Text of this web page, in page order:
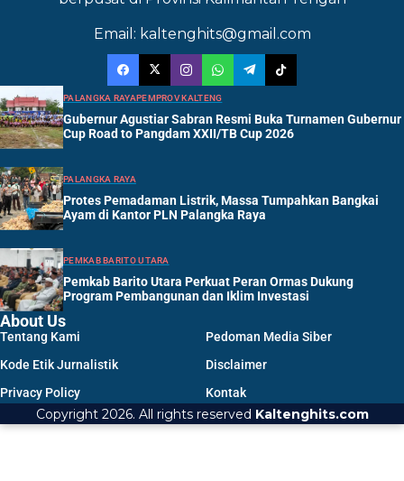
Email: kaltenghits@gmail.com
PALANGKA RAYAPEMPROV KALTENG
Gubernur Agustiar Sabran Resmi Buka Turnamen Gubernur
Cup Road to Pangdam XXII/TB Cup 2026
PALANGKA RAYA
Protes Pemadaman Listrik, Massa Tumpahkan Bangkai
Ayam di Kantor PLN Palangka Raya
PEMKAB BARITO UTARA
Pemkab Barito Utara Perkuat Peran Ormas Dukung
Program Pembangunan dan Iklim Investasi
About Us
Tentang Kami
Pedoman Media Siber
Kode Etik Jurnalistik
Disclaimer
Privacy Policy
Kontak
Copyright 2026. All rights reserved Kaltenghits.com